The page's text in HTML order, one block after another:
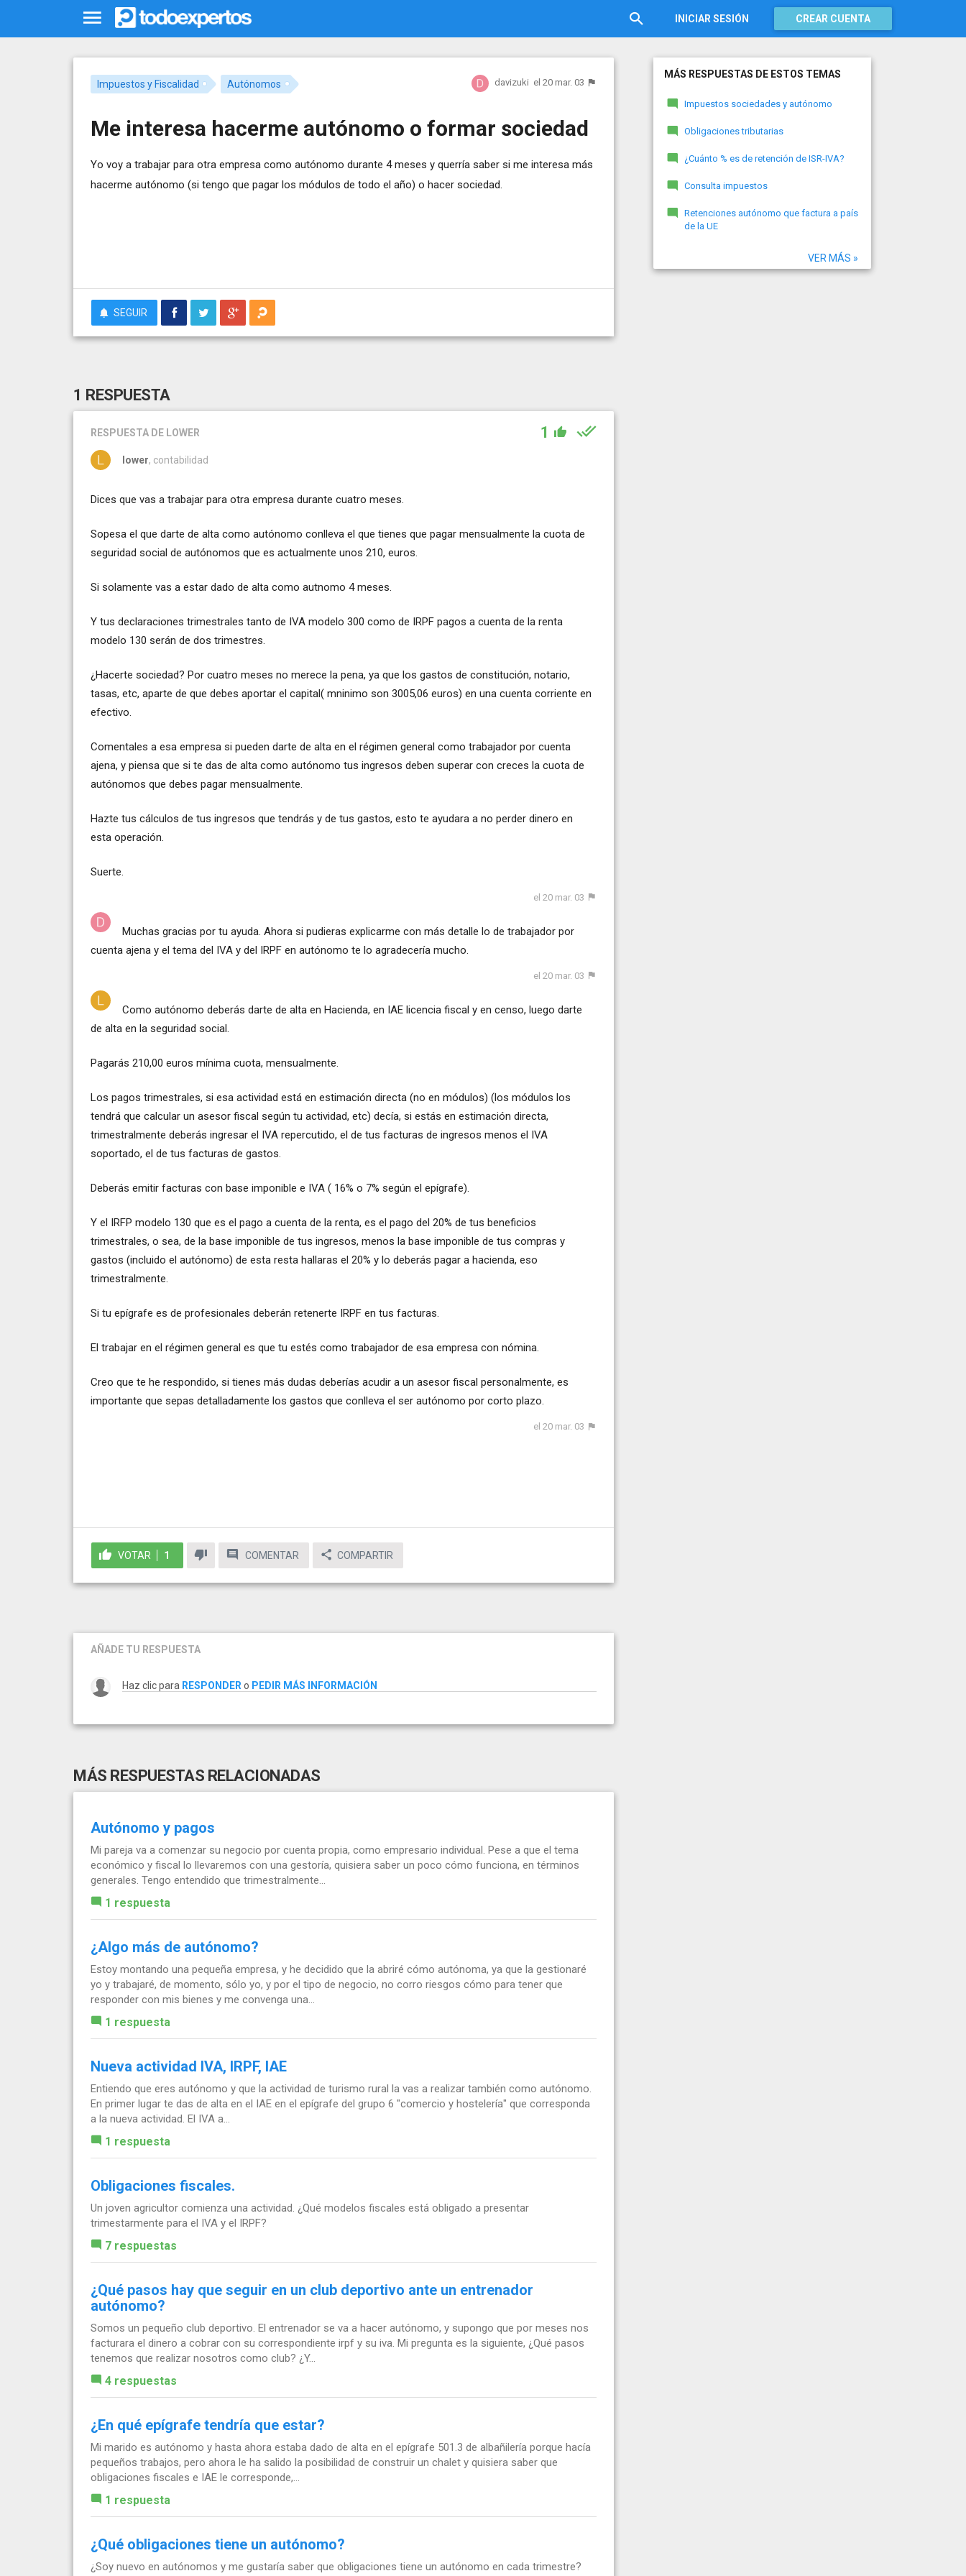
INICIAR SESIÓN CREAR CUENTA
Impuestos y Fiscalidad Autónomos davizuki el 20 mar. 03
Me interesa hacerme autónomo o formar sociedad
Yo voy a trabajar para otra empresa como autónomo durante 4 meses y querría saber si me interesa más
hacerme autónomo (si tengo que pagar los módulos de todo el año) o hacer sociedad.
SEGUIR
1 RESPUESTA
RESPUESTA DE LOWER 1
lower, contabilidad
Dices que vas a trabajar para otra empresa durante cuatro meses.
Sopesa el que darte de alta como autónomo conlleva el que tienes que pagar mensualmente la cuota de
seguridad social de autónomos que es actualmente unos 210, euros.
Si solamente vas a estar dado de alta como autnomo 4 meses.
Y tus declaraciones trimestrales tanto de IVA modelo 300 como de IRPF pagos a cuenta de la renta
modelo 130 serán de dos trimestres.
¿Hacerte sociedad? Por cuatro meses no merece la pena, ya que los gastos de constitución, notario,
tasas, etc, aparte de que debes aportar el capital( mninimo son 3005,06 euros) en una cuenta corriente en
efectivo.
Comentales a esa empresa si pueden darte de alta en el régimen general como trabajador por cuenta
ajena, y piensa que si te das de alta como autónomo tus ingresos deben superar con creces la cuota de
autónomos que debes pagar mensualmente.
Hazte tus cálculos de tus ingresos que tendrás y de tus gastos, esto te ayudara a no perder dinero en
esta operación.
Suerte.
el 20 mar. 03
Muchas gracias por tu ayuda. Ahora si pudieras explicarme con más detalle lo de trabajador por
cuenta ajena y el tema del IVA y del IRPF en autónomo te lo agradecería mucho.
el 20 mar. 03
Como autónomo deberás darte de alta en Hacienda, en IAE licencia fiscal y en censo, luego darte
de alta en la seguridad social.
Pagarás 210,00 euros mínima cuota, mensualmente.
Los pagos trimestrales, si esa actividad está en estimación directa (no en módulos) (los módulos los
tendrá que calcular un asesor fiscal según tu actividad, etc) decía, si estás en estimación directa,
trimestralmente deberás ingresar el IVA repercutido, el de tus facturas de ingresos menos el IVA
soportado, el de tus facturas de gastos.
Deberás emitir facturas con base imponible e IVA ( 16% o 7% según el epígrafe).
Y el IRFP modelo 130 que es el pago a cuenta de la renta, es el pago del 20% de tus beneficios
trimestrales, o sea, de la base imponible de tus ingresos, menos la base imponible de tus compras y
gastos (incluido el autónomo) de esta resta hallaras el 20% y lo deberás pagar a hacienda, eso
trimestralmente.
Si tu epígrafe es de profesionales deberán retenerte IRPF en tus facturas.
El trabajar en el régimen general es que tu estés como trabajador de esa empresa con nómina.
Creo que te he respondido, si tienes más dudas deberías acudir a un asesor fiscal personalmente, es
importante que sepas detalladamente los gastos que conlleva el ser autónomo por corto plazo.
el 20 mar. 03
VOTAR 1 COMENTAR COMPARTIR
AÑADE TU RESPUESTA
Haz clic para RESPONDER o PEDIR MÁS INFORMACIÓN
MÁS RESPUESTAS RELACIONADAS
Autónomo y pagos
Mi pareja va a comenzar su negocio por cuenta propia, como empresario individual. Pese a que el tema
económico y fiscal lo llevaremos con una gestoría, quisiera saber un poco cómo funciona, en términos
generales. Tengo entendido que trimestralmente...
1 respuesta
¿Algo más de autónomo?
Estoy montando una pequeña empresa, y he decidido que la abriré cómo autónoma, ya que la gestionaré
yo y trabajaré, de momento, sólo yo, y por el tipo de negocio, no corro riesgos cómo para tener que
responder con mis bienes y me convenga una...
1 respuesta
Nueva actividad IVA, IRPF, IAE
Entiendo que eres autónomo y que la actividad de turismo rural la vas a realizar también como autónomo.
En primer lugar te das de alta en el IAE en el epígrafe del grupo 6 "comercio y hostelería" que corresponda
a la nueva actividad. El IVA a...
1 respuesta
Obligaciones fiscales.
Un joven agricultor comienza una actividad. ¿Qué modelos fiscales está obligado a presentar
trimestarmente para el IVA y el IRPF?
7 respuestas
¿Qué pasos hay que seguir en un club deportivo ante un entrenador
autónomo?
Somos un pequeño club deportivo. El entrenador se va a hacer autónomo, y supongo que por meses nos
facturara el dinero a cobrar con su correspondiente irpf y su iva. Mi pregunta es la siguiente, ¿Qué pasos
tenemos que realizar nosotros como club? ¿Y...
4 respuestas
¿En qué epígrafe tendría que estar?
Mi marido es autónomo y hasta ahora estaba dado de alta en el epígrafe 501.3 de albañilería porque hacía
pequeños trabajos, pero ahora le ha salido la posibilidad de construir un chalet y quisiera saber que
obligaciones fiscales e IAE le corresponde,...
1 respuesta
¿Qué obligaciones tiene un autónomo?
¿Soy nuevo en autónomos y me gustaría saber que obligaciones tiene un autónomo en cada trimestre?
MÁS RESPUESTAS DE ESTOS TEMAS
Impuestos sociedades y autónomo
Obligaciones tributarias
¿Cuánto % es de retención de ISR-IVA?
Consulta impuestos
Retenciones autónomo que factura a país
de la UE
VER MÁS »